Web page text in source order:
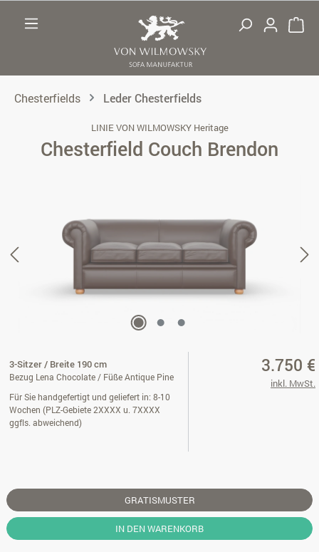
Chesterfields Leder Chesterfields
LINIE VON WILMOWSKY Heritage
Chesterfield Couch Brendon
3-Sitzer / Breite 190 cm
Bezug Lena Chocolate / Füße Antique Pine
Für Sie handgefertigt und geliefert in: 8-10
Wochen (PLZ-Gebiete 2XXXX u. 7XXXX
ggfls. abweichend)
3.750 €
inkl. MwSt.
GRATISMUSTER
IN DEN WARENKORB